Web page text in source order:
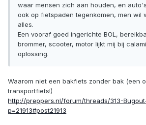
waar mensen zich aan houden, en
ook op fietspaden tegenkomen, men wil
alles.
Een vooraf goed ingerichte BOL,
brommer, scooter, motor lijkt mij bij
oplossing.
Waarom niet een bakfiets zonder bak (een
transportfiets!)
http://preppers.nl/forum/threads/313-
p=21913#post21913